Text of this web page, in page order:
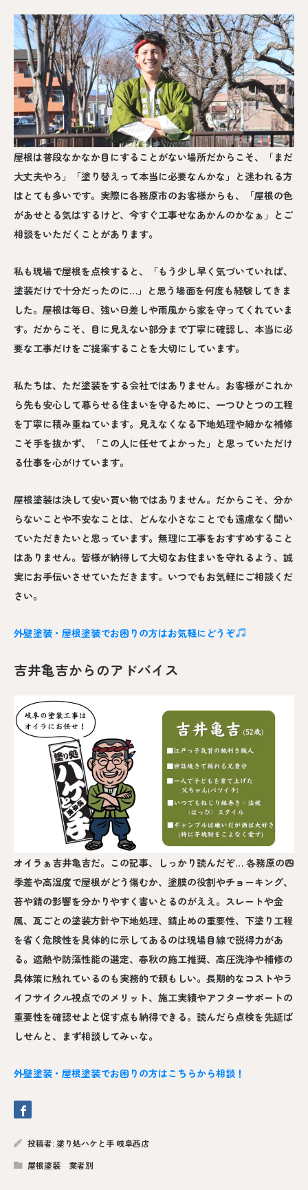
屋根は普段なかなか目にすることがない場所だからこそ、「まだ
大丈夫やろ」「塗り替えって本当に必要なんかな」と迷われる方
はとても多いです。実際に各務原市のお客様からも、「屋根の色
があせとる気はするけど、今すぐ工事せなあかんのかなぁ」とご
相談をいただくことがあります。
私も現場で屋根を点検すると、「もう少し早く気づいていれば、
塗装だけで十分だったのに…」と思う場面を何度も経験してきま
した。屋根は毎日、強い日差しや雨風から家を守ってくれていま
す。だからこそ、目に見えない部分まで丁寧に確認し、本当に必
要な工事だけをご提案することを大切にしています。
私たちは、ただ塗装をする会社ではありません。お客様がこれか
ら先も安心して暮らせる住まいを守るために、一つひとつの工程
を丁寧に積み重ねています。見えなくなる下地処理や細かな補修
こそ手を抜かず、「この人に任せてよかった」と思っていただけ
る仕事を心がけています。
屋根塗装は決して安い買い物ではありません。だからこそ、分か
らないことや不安なことは、どんな小さなことでも遠慮なく聞い
ていただきたいと思っています。無理に工事をおすすめすること
はありません。皆様が納得して大切なお住まいを守れるよう、誠
実にお手伝いさせていただきます。いつでもお気軽にご相談くだ
さい。
外壁塗装・屋根塗装でお困りの方はお気軽にどうぞ
吉井亀吉からのアドバイス
オイラぁ吉井亀吉だ。この記事、しっかり読んだぞ… 各務原の四
季差や高湿度で屋根がどう傷むか、塗膜の役割やチョーキング、
苔や錆の影響を分かりやすく書いとるのがええ。スレートや金
属、瓦ごとの塗装方針や下地処理、錆止めの重要性、下塗り工程
を省く危険性を具体的に示してあるのは現場目線で説得力があ
る。遮熱や防藻性能の選定、春秋の施工推奨、高圧洗浄や補修の
具体策に触れているのも実務的で頼もしい。長期的なコストやラ
イフサイクル視点でのメリット、施工実績やアフターサポートの
重要性を確認せよと促す点も納得できる。読んだら点検を先延ば
しせんと、まず相談してみぃな。
外壁塗装・屋根塗装でお困りの方はこちらから相談！
投稿者: 塗り処ハケと手 岐阜西店
屋根塗装 業者別